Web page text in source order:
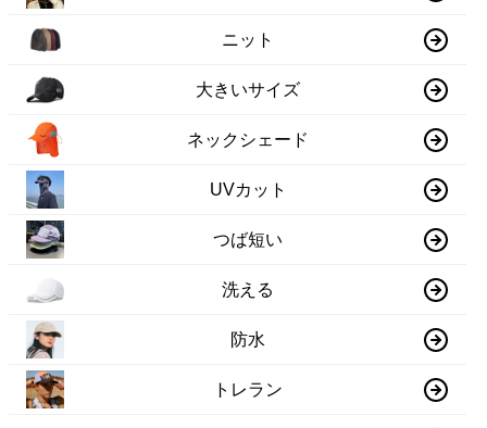
ニット
大きいサイズ
ネックシェード
UVカット
つば短い
洗える
防水
トレラン